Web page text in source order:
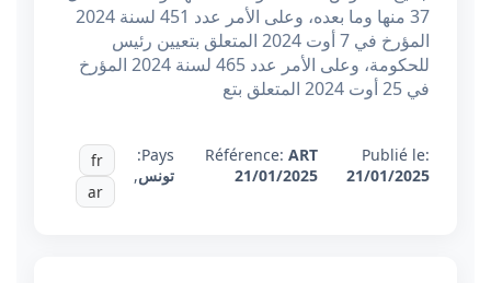
37 منها وما بعده، وعلى الأمر عدد 451 لسنة 2024
المؤرخ في 7 أوت 2024 المتعلق بتعيين رئيس
للحكومة، وعلى الأمر عدد 465 لسنة 2024 المؤرخ
في 25 أوت 2024 المتعلق بتع
Publié le:
21/01/2025
Référence:ART
21/01/2025
Pays:
تونس,
fr
ar